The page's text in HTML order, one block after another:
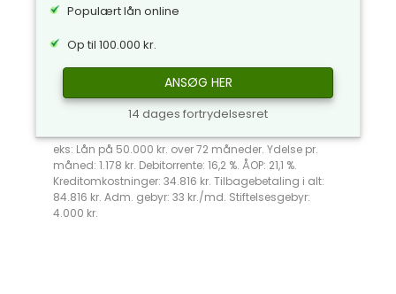
Populært lån online
Op til 100.000 kr.
ANSØG HER
14 dages fortrydelsesret
eks: Lån på 50.000 kr. over 72 måneder. Ydelse pr.
måned: 1.178 kr. Debitorrente: 16,2 %. ÅOP: 21,1 %.
Kreditomkostninger: 34.816 kr. Tilbagebetaling i alt:
84.816 kr. Adm. gebyr: 33 kr./md. Stiftelsesgebyr:
4.000 kr.